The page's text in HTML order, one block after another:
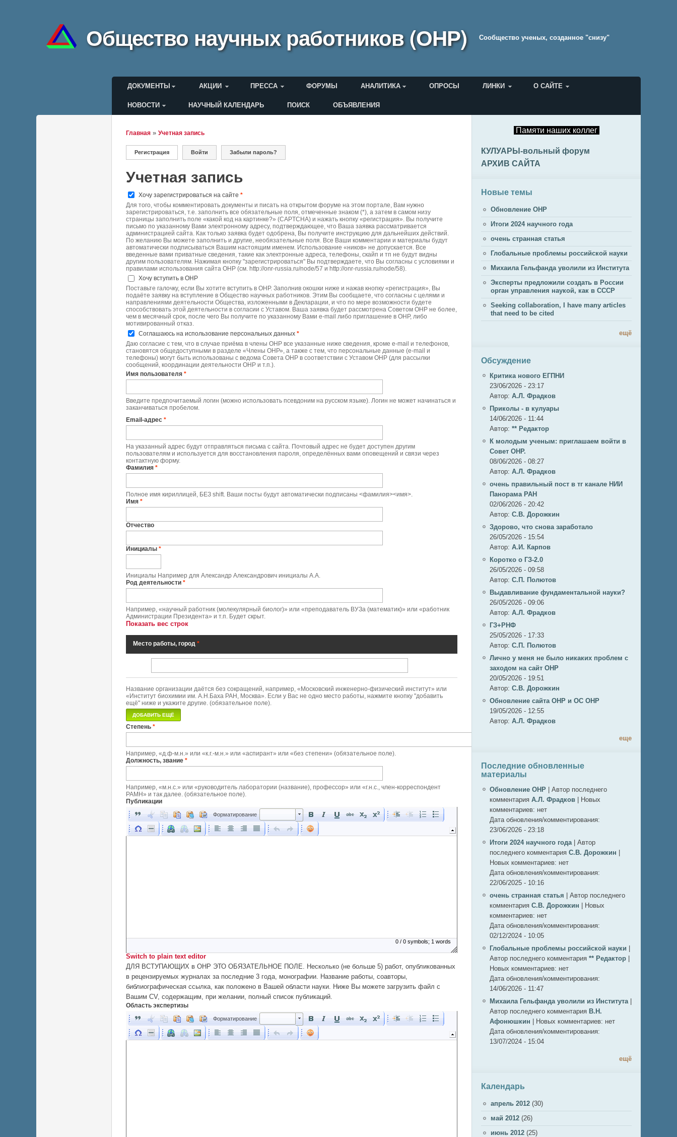
Общество научных работников (ОНР) Cообщество ученых, созданное "снизу"
Главное меню
ДОКУМЕНТЫ АКЦИИ ПРЕССА ФОРУМЫ АНАЛИТИКА ОПРОСЫ ЛИНКИ О САЙТЕ
Меню пользователя
НОВОСТИ НАУЧНЫЙ КАЛЕНДАРЬ ПОИСК ОБЪЯВЛЕНИЯ
Вы здесь
Главная » Учетная запись
Главные вкладки
Регистрация (активная вкладка)
Войти Забыли пароль?
Учетная запись
Хочу зарегистрироваться на сайте *
Для того, чтобы комментировать документы и писать на открытом форуме на этом портале, Вам нужно
зарегистрироваться, т.е. заполнить все обязательные поля, отмеченные знаком (*), а затем в самом низу
страницы заполнить поле «какой код на картинке?» (CAPTCHA) и нажать кнопку «регистрация». Вы получите
письмо по указанному Вами электронному адресу, подтверждающее, что Ваша заявка рассматривается
администрацией сайта. Как только заявка будет одобрена, Вы получите инструкцию для дальнейших действий.
По желанию Вы можете заполнить и другие, необязательные поля. Все Ваши комментарии и материалы будут
автоматически подписываться Вашим настоящим именем. Использование «ников» не допускается. Все
введенные вами приватные сведения, такие как электронные адреса, телефоны, скайп и тп не будут видны
другим пользователям. Нажимая кнопку "зарегистрироваться" Вы подтверждаете, что Вы согласны с условиями и
правилами использования сайта ОНР (см. http://onr-russia.ru/node/57 и http://onr-russia.ru/node/58).
Хочу вступить в ОНР
Поставьте галочку, если Вы хотите вступить в ОНР. Заполнив окошки ниже и нажав кнопку «регистрация», Вы
подаёте заявку на вступление в Общество научных работников. Этим Вы сообщаете, что согласны с целями и
направлениями деятельности Общества, изложенными в Декларации, и что по мере возможности будете
способствовать этой деятельности в согласии с Уставом. Ваша заявка будет рассмотрена Советом ОНР не более,
чем в месячный срок, после чего Вы получите по указанному Вами e-mail либо приглашение в ОНР, либо
мотивированный отказ.
Соглашаюсь на использование персональных данных *
Даю согласие с тем, что в случае приёма в члены ОНР все указанные ниже сведения, кроме e-mail и телефонов,
становятся общедоступными в разделе «Члены ОНР», а также с тем, что персональные данные (e-mail и
телефоны) могут быть использованы с ведома Совета ОНР в соответствии с Уставом ОНР (для рассылки
сообщений, координации деятельности ОНР и т.п.).
Имя пользователя *
Введите предпочитаемый логин (можно использовать псевдоним на русском языке). Логин не может начинаться и
заканчиваться пробелом.
Email-адрес *
На указанный адрес будут отправляться письма с сайта. Почтовый адрес не будет доступен другим
пользователям и используется для восстановления пароля, определённых вами оповещений и связи через
контактную форму.
Фамилия *
Полное имя кириллицей, БЕЗ shift. Ваши посты будут автоматически подписаны <фамилия><имя>.
Имя *
Отчество
Инициалы *
Инициалы Например для Александр Александрович инициалы А.А.
Род деятельности *
Например, «научный работник (молекулярный биолог)» или «преподаватель ВУЗа (математик)» или «работник
Администрации Президента» и т.п. Будет скрыт.
Показать вес строк
Место работы, город *
Название организации даётся без сокращений, например, «Московский инженерно-физический институт» или
«Институт биохимии им. А.Н.Баха РАН, Москва». Если у Вас не одно место работы, нажмите кнопку "добавить
ещё" ниже и укажите другие. (обязательное поле).
Степень *
Например, «д.ф-м.н.» или «к.г.-м.н.» или «аспирант» или «без степени» (обязательное поле).
Должность, звание *
Например, «м.н.с.» или «руководитель лаборатории (название), профессор» или «г.н.с., член-корреспондент
РАМН» и так далее. (обязательное поле).
Публикации
Форматирование
0 / 0 symbols; 1 words
Switch to plain text editor
ДЛЯ ВСТУПАЮЩИХ в ОНР ЭТО ОБЯЗАТЕЛЬНОЕ ПОЛЕ. Несколько (не больше 5) работ, опубликованных
в рецензируемых журналах за последние 3 года, монографии. Название работы, соавторы,
библиографическая ссылка, как положено в Вашей области науки. Ниже Вы можете загрузить файл с
Вашим CV, содержащим, при желании, полный список публикаций.
Область экспертизы
Форматирование
Памяти наших коллег
КУЛУАРЫ-вольный форум
АРХИВ САЙТА
Новые темы
Обновление ОНР
Итоги 2024 научного года
очень странная статья
Глобальные проблемы российской науки
Михаила Гельфанда уволили из Института
Эксперты предложили создать в России
орган управления наукой, как в СССР
Seeking collaboration, I have many articles
that need to be cited
ещё
Обсуждение
Критика нового ЕГПНИ
23/06/2026 - 23:17
Автор: А.Л. Фрадков
Приколы - в кулуары
14/06/2026 - 11:44
Автор: ** Редактор
К молодым ученым: приглашаем войти в
Совет ОНР.
08/06/2026 - 08:27
Автор: А.Л. Фрадков
очень правильный пост в тг канале НИИ
Панорама РАН
02/06/2026 - 20:42
Автор: С.В. Дорожкин
Здорово, что снова заработало
26/05/2026 - 15:54
Автор: А.И. Карпов
Коротко о ГЗ-2.0
26/05/2026 - 09:58
Автор: C.П. Полютов
Выдавливание фундаментальной науки?
26/05/2026 - 09:06
Автор: А.Л. Фрадков
ГЗ+РНФ
25/05/2026 - 17:33
Автор: C.П. Полютов
Лично у меня не было никаких проблем с
заходом на сайт ОНР
20/05/2026 - 19:51
Автор: С.В. Дорожкин
Обновление сайта ОНР и ОС ОНР
19/05/2026 - 12:55
Автор: А.Л. Фрадков
еще
Последние обновленные
материалы
Обновление ОНР
Автор последнего
комментария А.Л. Фрадков
Новых
комментариев: нет
Дата обновления/комментирования:
23/06/2026 - 23:18
Итоги 2024 научного года
Автор
последнего комментария С.В. Дорожкин
Новых комментариев: нет
Дата обновления/комментирования:
22/06/2025 - 10:16
очень странная статья
Автор последнего
комментария С.В. Дорожкин
Новых
комментариев: нет
Дата обновления/комментирования:
02/12/2024 - 10:05
Глобальные проблемы российской науки
Автор последнего комментария ** Редактор
Новых комментариев: нет
Дата обновления/комментирования:
14/06/2026 - 11:47
Михаила Гельфанда уволили из Института
Автор последнего комментария В.Н.
Афонюшкин
Новых комментариев: нет
Дата обновления/комментирования:
13/07/2024 - 15:04
ещё
Календарь
апрель 2012 (30)
май 2012 (26)
июнь 2012 (25)